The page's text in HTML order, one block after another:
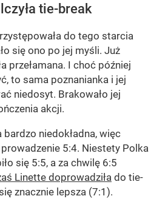
tie-break
do tego starcia
się ono po jej myśli. Już
przełamana. I choć później
to sama poznanianka i jej
niedosyt. Brakowało jej
akcji.
bardzo niedokładna, więc
5:4. Niestety Polka
się 5:5, a za chwilę 6:5
Linette doprowadziła do tie-
znacznie lepsza (7:1).